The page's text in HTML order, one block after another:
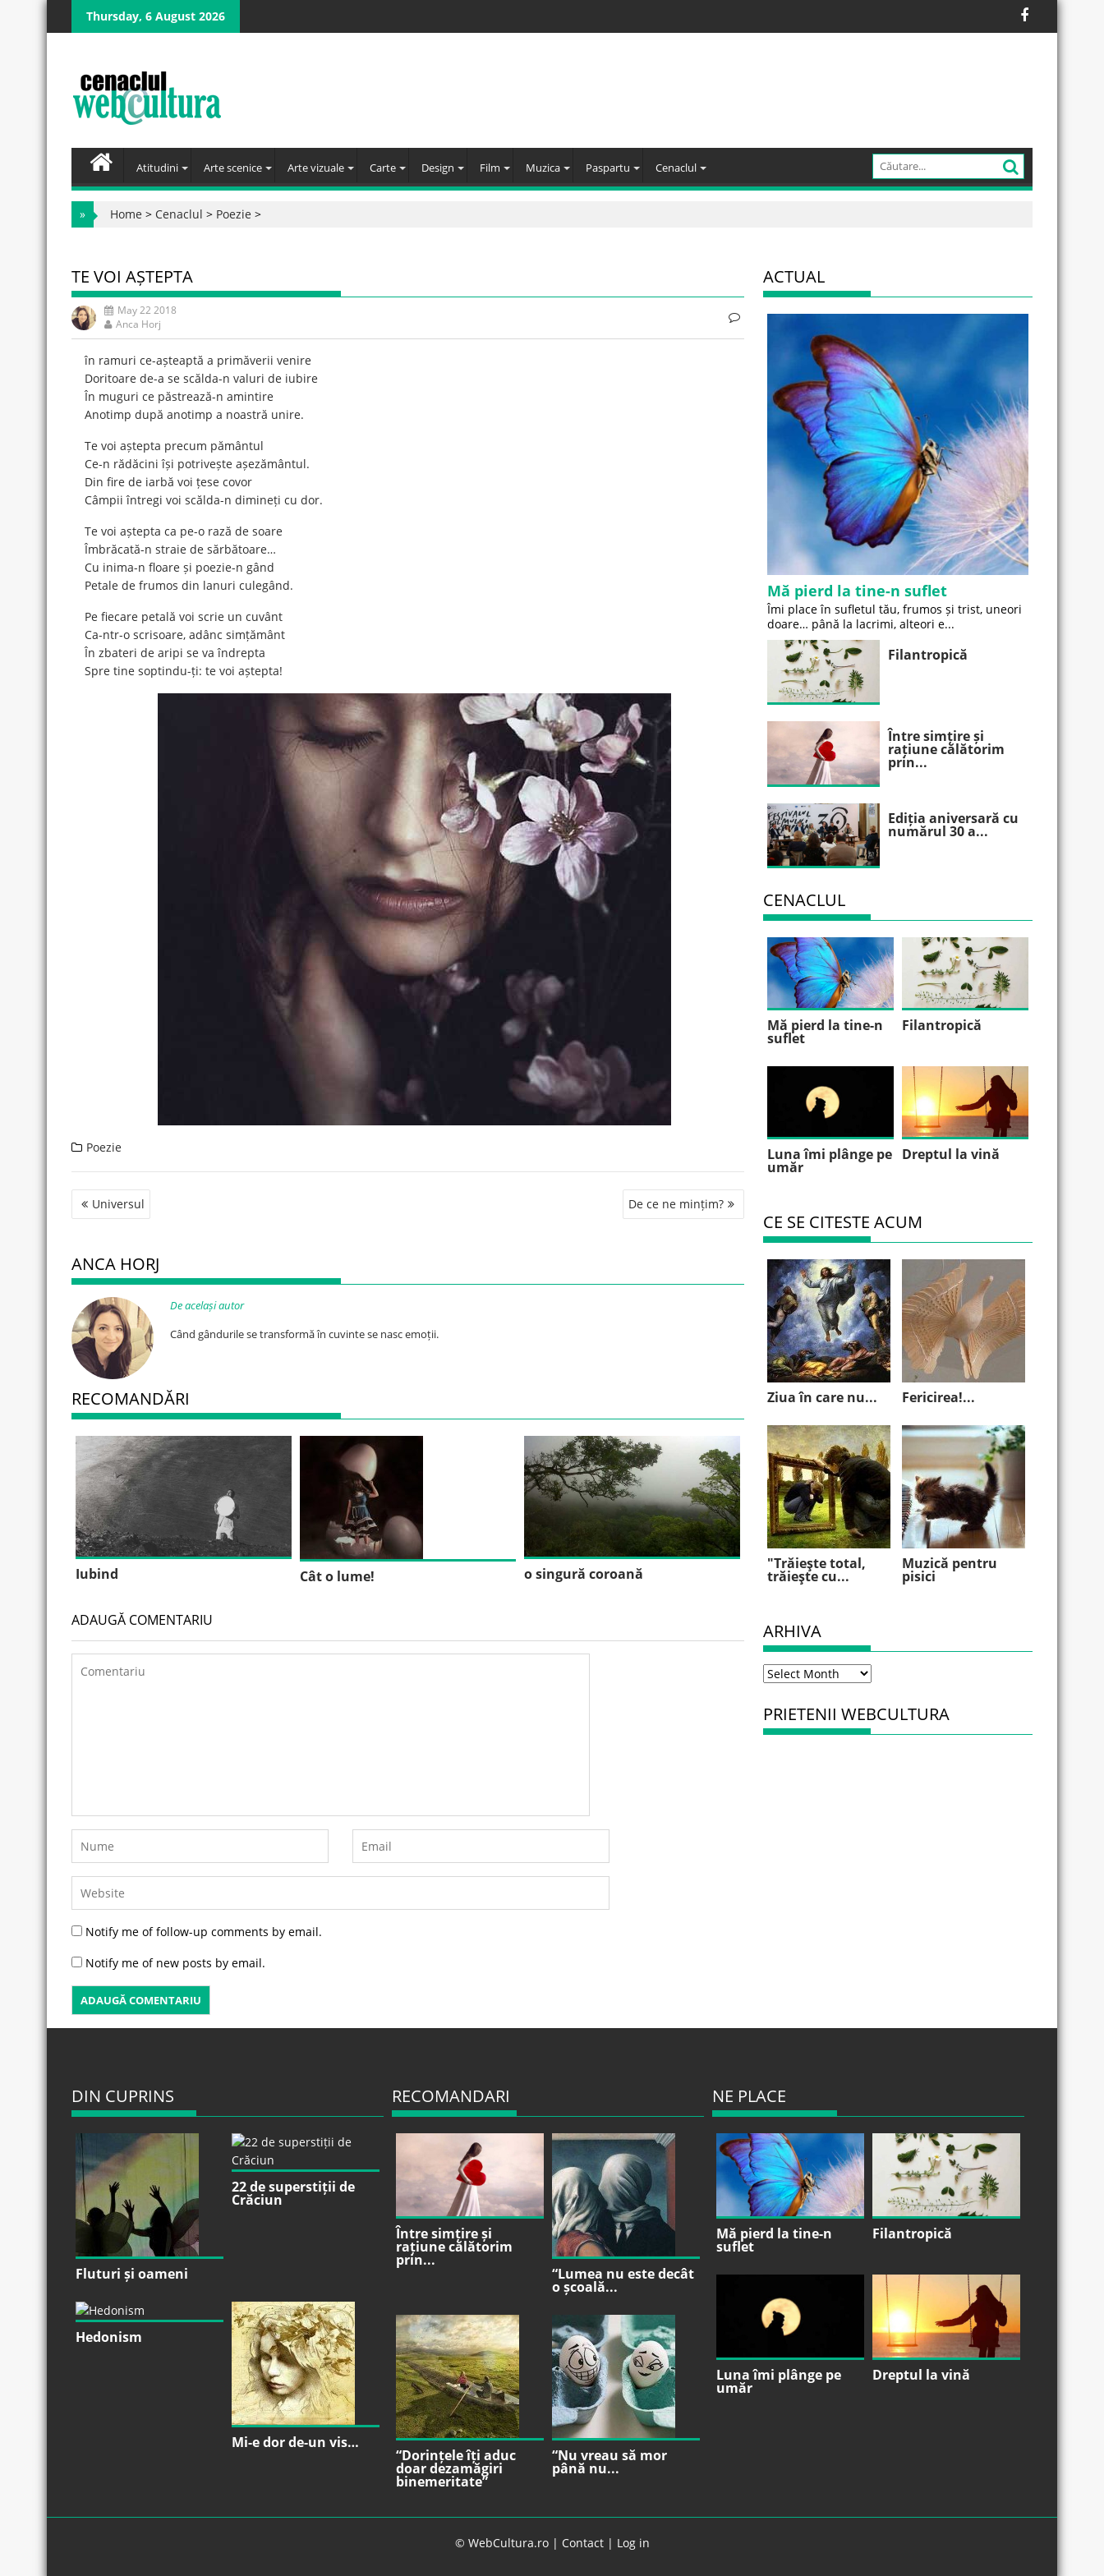
Skip
Thursday, 6 August 2026
Atitudini Arte scenice Arte vizuale Carte Design Film Muzica Paspartu Cenaclul
» Home > Cenaclul > Poezie >
TE VOI AȘTEPTA
May 22 2018
Anca Horj
în ramuri ce-așteaptă a primăverii venire
Doritoare de-a se scălda-n valuri de iubire
În muguri ce păstrează-n amintire
Anotimp după anotimp a noastră unire.
Te voi aștepta precum pământul
Ce-n rădăcini își potrivește așezământul.
Din fire de iarbă voi țese covor
Câmpii întregi voi scălda-n dimineți cu dor.
Te voi aștepta ca pe-o rază de soare
Îmbrăcată-n straie de sărbătoare…
Cu inima-n floare și poezie-n gând
Petale de frumos din lanuri culegând.
Pe fiecare petală voi scrie un cuvânt
Ca-ntr-o scrisoare, adânc simțământ
În zbateri de aripi se va îndrepta
Spre tine soptindu-ți: te voi aștepta!
Poezie
Post
navigation
Universul De ce ne mințim?
ANCA HORJ
De același autor
Când gândurile se transformă în cuvinte se nasc emoții.
RECOMANDĂRI
Iubind Cât o lume! o singură coroană
ADAUGĂ COMENTARIU
Notify me of follow-up comments by email.
Notify me of new posts by email.
ACTUAL
Mă pierd la tine-n suflet
Îmi place în sufletul tău, frumos și trist, uneori
doare… până la lacrimi, alteori e...
Filantropică
Între simțire și
rațiune călătorim
prin...
Ediția aniversară cu
numărul 30 a...
CENACLUL
Mă pierd la tine-n
suflet
Filantropică
Luna îmi plânge pe
umăr
Dreptul la vină
CE SE CITESTE ACUM
Ziua în care nu... Fericirea!...
"Trăieşte total,
trăieşte cu...
Muzică pentru
pisici
ARHIVA
Arhiva
PRIETENII WEBCULTURA
DIN CUPRINS
Fluturi și oameni
22 de superstiții de
Crăciun
Hedonism
Mi-e dor de-un vis…
RECOMANDARI
Între simțire și
rațiune călătorim
prin...
“Lumea nu este decât
o școală...
“Dorințele îți aduc
doar dezamăgiri
binemeritate”
“Nu vreau să mor
până nu...
NE PLACE
Mă pierd la tine-n
suflet
Filantropică
Luna îmi plânge pe
umăr
Dreptul la vină
© WebCultura.ro | Contact| Log in